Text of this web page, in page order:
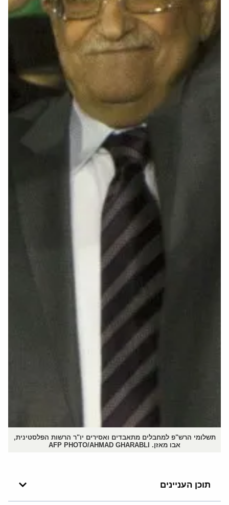
תשלומי הרש"פ למחבלים מתאבדים ואסירים יו"ר הרשות הפלסטינית,
אבו מאזן. AFP PHOTO/AHMAD GHARABLI
תוכן העניינים